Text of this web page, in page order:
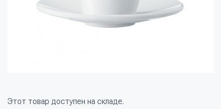
Этот товар доступен на складе.